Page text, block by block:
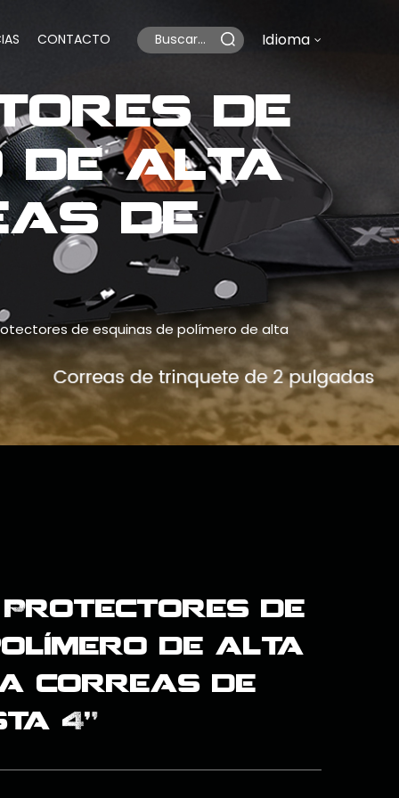
CONTACTO Idioma
de
de alta
de
de esquinas de polímero de alta
Protectores de
de alta
correas de
4"